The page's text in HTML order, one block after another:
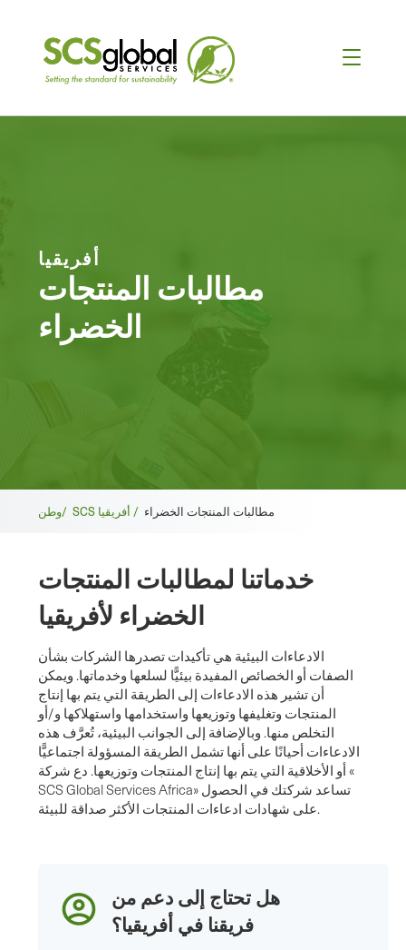
أفريقيا
مطالبات المنتجات
الخضراء
فتات
وطن/ SCS أفريقيا / مطالبات المنتجات الخضراء
خدماتنا لمطالبات المنتجات
الخضراء لأفريقيا
الادعاءات البيئية هي تأكيدات تصدرها الشركات بشأن
الصفات أو الخصائص المفيدة بيئيًّا لسلعها وخدماتها. ويمكن
أن تشير هذه الادعاءات إلى الطريقة التي يتم بها إنتاج
المنتجات وتغليفها وتوزيعها واستخدامها واستهلاكها و/أو
التخلص منها. وبالإضافة إلى الجوانب البيئية، تُعرَّف هذه
الادعاءات أحيانًا على أنها تشمل الطريقة المسؤولة اجتماعيًّا
أو الأخلاقية التي يتم بها إنتاج المنتجات وتوزيعها. دع شركة «
SCS Global Services Africa» تساعد شركتك في الحصول
على شهادات ادعاءات المنتجات الأكثر صداقة للبيئة.
هل تحتاج إلى دعم من
فريقنا في أفريقيا؟